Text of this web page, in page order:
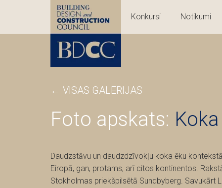
Konkursi Notikumi
← VISAS GALERIJAS
Foto apskats:
Daudzstāvu un daudzdzīvokļu koka ēku
Eiropā, gan, protams, arī citos kontinentos.
Stokholmas priekšpilsētā Sundbyberg. Savukārt